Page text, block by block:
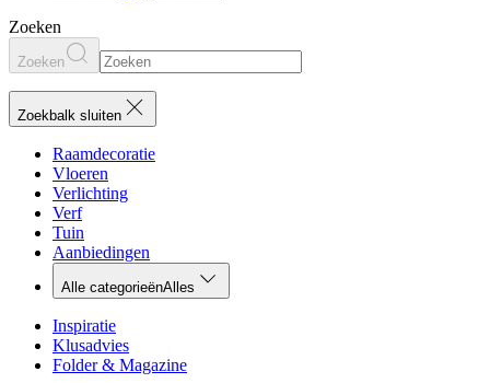
Zoeken
Zoeken
Zoekbalk sluiten
Raamdecoratie
Vloeren
Verlichting
Verf
Tuin
Aanbiedingen
Alle categorieënAlles
Inspiratie
Klusadvies
Folder & Magazine